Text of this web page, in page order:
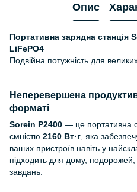
Опис
Портативна зарядна станція
LiFePO4
Подвійна потужність для
Неперевершена
форматі
Sorein P2400 — це портативна
ємністю 2160 Вт·г, яка
ваших пристроїв навіть у
підходить для дому, подорожей,
завдань.